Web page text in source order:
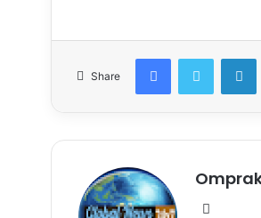
Share
FacebookTwitter
Website